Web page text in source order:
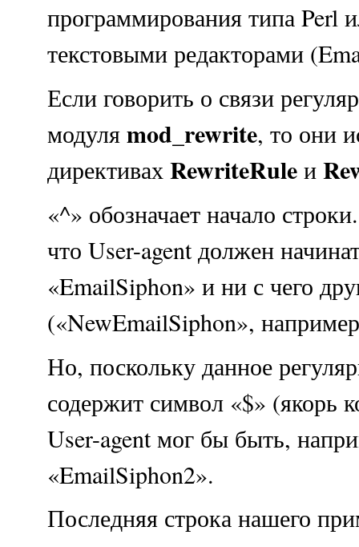
программирования типа Perl
текстовыми редакторами
Если говорить о связи
модуля mod_rewrite, то они
директивах RewriteRuleи
«^» обозначает начало
что User-agent должен
«EmailSiphon» и ни с чего
(«NewEmailSiphon»,
Но, поскольку данное
содержит символ «$» (якорь
User-agent мог бы быть,
«EmailSiphon2».
Последняя строка нашего